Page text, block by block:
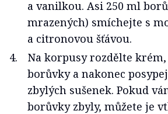
a vanilkou. Asi 250 ml
mrazených) smíchejte s
a citronovou šťávou.
Na korpusy rozdělte
borůvky a nakonec
zbylých sušenek. Pokud
borůvky zbyly, můžete je